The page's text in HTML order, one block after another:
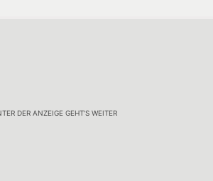
DER ANZEIGE GEHT'S WEITER